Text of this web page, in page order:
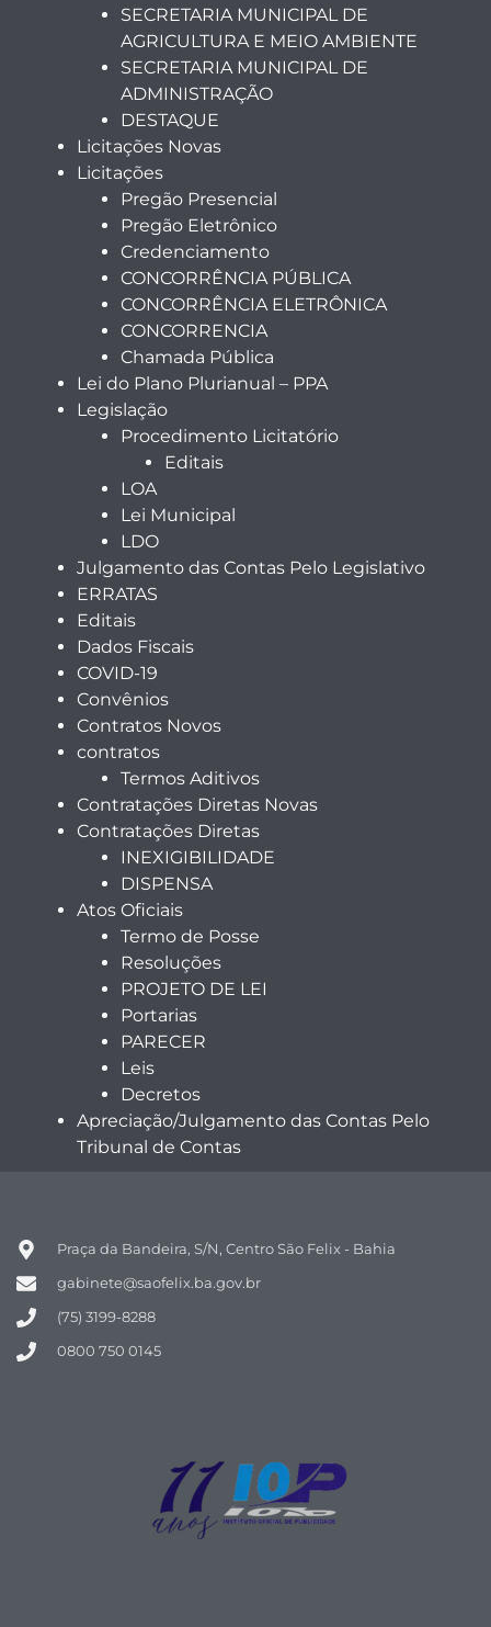
SECRETARIA MUNICIPAL DE
AGRICULTURA E MEIO AMBIENTE
SECRETARIA MUNICIPAL DE
ADMINISTRAÇÃO
DESTAQUE
Licitações Novas
Licitações
Pregão Presencial
Pregão Eletrônico
Credenciamento
CONCORRÊNCIA PÚBLICA
CONCORRÊNCIA ELETRÔNICA
CONCORRENCIA
Chamada Pública
Lei do Plano Plurianual – PPA
Legislação
Procedimento Licitatório
Editais
LOA
Lei Municipal
LDO
Julgamento das Contas Pelo Legislativo
ERRATAS
Editais
Dados Fiscais
COVID-19
Convênios
Contratos Novos
contratos
Termos Aditivos
Contratações Diretas Novas
Contratações Diretas
INEXIGIBILIDADE
DISPENSA
Atos Oficiais
Termo de Posse
Resoluções
PROJETO DE LEI
Portarias
PARECER
Leis
Decretos
Apreciação/Julgamento das Contas Pelo
Tribunal de Contas
Praça da Bandeira, S/N, Centro São Felix - Bahia
gabinete@saofelix.ba.gov.br
(75) 3199-8288
0800 750 0145